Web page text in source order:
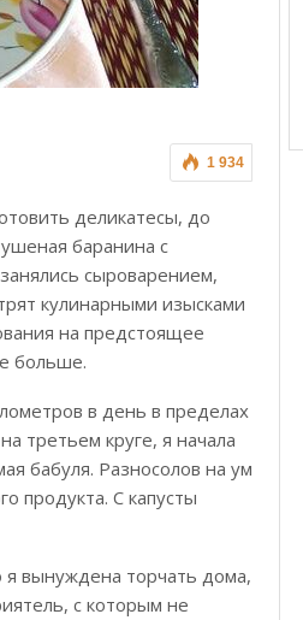
1 934
деликатесы, до
баранина с
сыроварением,
кулинарными изысками
на предстоящее
больше.
в день в пределах
третьем круге, я начала
бабуля. Разносолов на ум
продукта. С капусты
я вынуждена торчать дома,
с которым не